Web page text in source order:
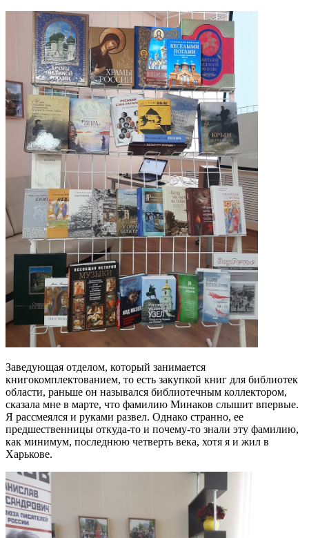
Заведующая отделом, который занимается
книгокомплектованием, то есть закупкой книг для библиотек
области, раньше он назывался библиотечным коллектором,
сказала мне в марте, что фамилию Минаков слышит впервые.
Я рассмеялся и руками развел. Однако странно, ее
предшественницы откуда-то и почему-то знали эту фамилию,
как минимум, последнюю четверть века, хотя я и жил в
Харькове.